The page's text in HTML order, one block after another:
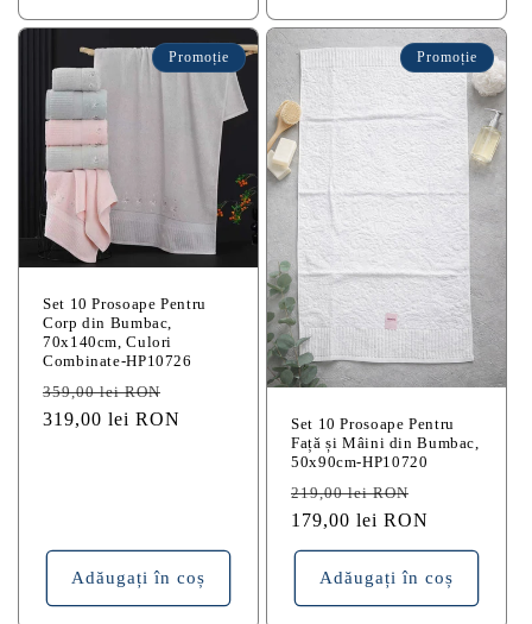
Promoție
Set 10 Prosoape Pentru
Corp din Bumbac,
70x140cm, Culori
Combinate-HP10726
Preț
obișnuit
359,00 lei RON
redus
319,00 lei RON
Adăugați în coș
Promoție
Set 10 Prosoape Pentru
Față și Mâini din Bumbac,
50x90cm-HP10720
Preț
obișnuit
219,00 lei RON
redus
179,00 lei RON
Adăugați în coș